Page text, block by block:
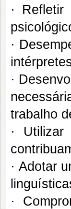
·
·
·
trabalho
·
· Adotar
·